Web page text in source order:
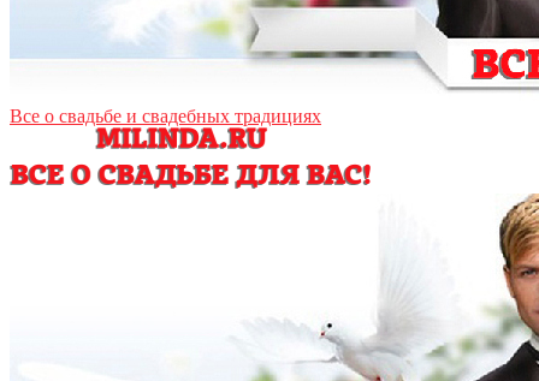
Все о свадьбе и свадебных традициях